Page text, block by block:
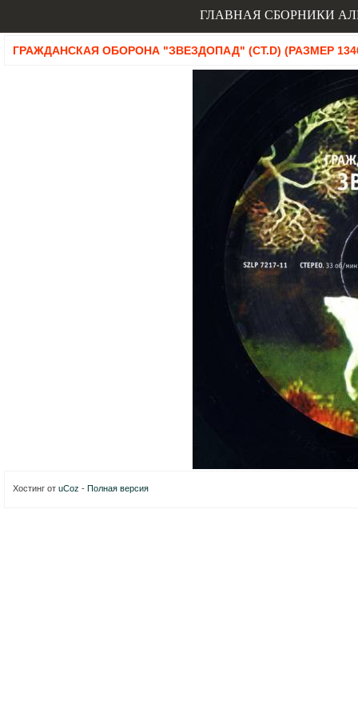
ГЛАВНАЯ СБОРНИКИ
ГРАЖДАНСКАЯ ОБОРОНА "ЗВЕЗДОПАД" (СТ.D) (РАЗМЕР
Хостинг от uCoz - Полная версия